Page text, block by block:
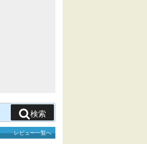
検索
レビュー一覧へ